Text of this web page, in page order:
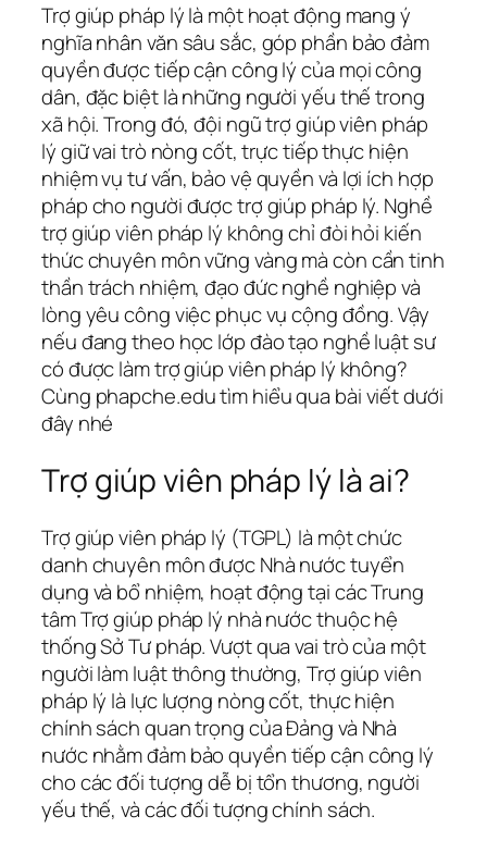
Trợ giúp pháp lý là một hoạt động mang ý
nghĩa nhân văn sâu sắc, góp phần bảo đảm
quyền được tiếp cận công lý của mọi công
dân, đặc biệt là những người yếu thế trong
xã hội. Trong đó, đội ngũ trợ giúp viên pháp
lý giữ vai trò nòng cốt, trực tiếp thực hiện
nhiệm vụ tư vấn, bảo vệ quyền và lợi ích hợp
pháp cho người được trợ giúp pháp lý. Nghề
trợ giúp viên pháp lý không chỉ đòi hỏi kiến
thức chuyên môn vững vàng mà còn cần tinh
thần trách nhiệm, đạo đức nghề nghiệp và
lòng yêu công việc phục vụ cộng đồng. Vậy
nếu đang theo học lớp đào tạo nghề luật sư
có được làm trợ giúp viên pháp lý không?
Cùng phapche.edu tìm hiểu qua bài viết dưới
đây nhé
Trợ giúp viên pháp lý là ai?
Trợ giúp viên pháp lý (TGPL) là một chức
danh chuyên môn được Nhà nước tuyển
dụng và bổ nhiệm, hoạt động tại các Trung
tâm Trợ giúp pháp lý nhà nước thuộc hệ
thống Sở Tư pháp. Vượt qua vai trò của một
người làm luật thông thường, Trợ giúp viên
pháp lý là lực lượng nòng cốt, thực hiện
chính sách quan trọng của Đảng và Nhà
nước nhằm đảm bảo quyền tiếp cận công lý
cho các đối tượng dễ bị tổn thương, người
yếu thế, và các đối tượng chính sách.